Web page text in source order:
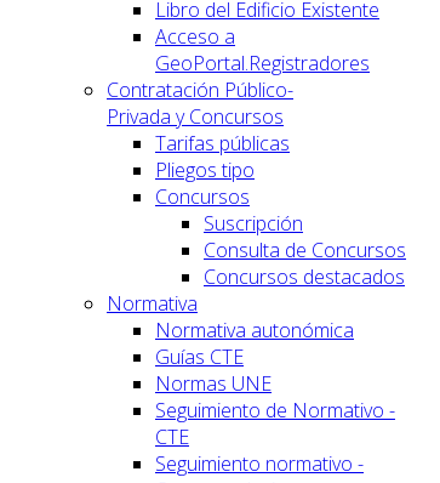
Libro del Edificio Existente
Acceso a
GeoPortal.Registradores
Contratación Público-
Privada y Concursos
Tarifas públicas
Pliegos tipo
Concursos
Suscripción
Consulta de Concursos
Concursos destacados
Normativa
Normativa autonómica
Guías CTE
Normas UNE
Seguimiento de Normativo -
CTE
Seguimiento normativo -